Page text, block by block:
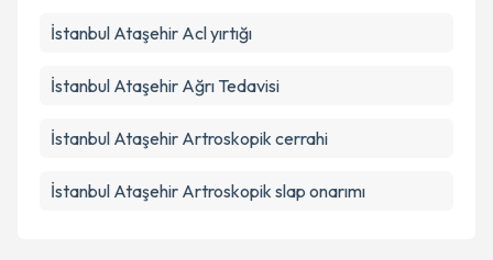
İstanbul Ataşehir Acl yırtığı
İstanbul Ataşehir Ağrı Tedavisi
İstanbul Ataşehir Artroskopik cerrahi
İstanbul Ataşehir Artroskopik slap onarımı